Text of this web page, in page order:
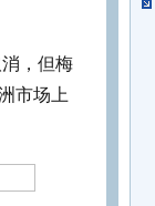
，但梅
市场上